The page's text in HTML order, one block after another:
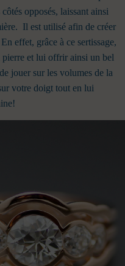
opposés, laissant ainsi
Il est utilisé afin de créer
effet, grâce à ce sertissage,
pierre et lui offrir ainsi un bel
jouer sur les volumes de la
votre doigt tout en lui